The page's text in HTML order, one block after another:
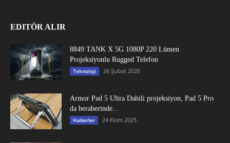
EDITÖR ALIR
8849 TANK X 5G 1080P 220 Lümen
Projeksiyonlu Rugged Telefon
Teknoloji 26 Şubat 2026
Armor Pad 5 Ultra Dahili projeksiyon, Pad 5 Pro
da beraberinde...
Haberler 24 Ekim 2025